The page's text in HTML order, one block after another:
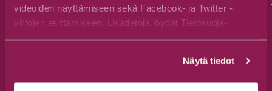
videoiden näyttämiseen sekä Facebook- ja Twitter -
virtojen esittämiseen. Lisätietoja löydät Tietosuoja-
sivuiltamme.
Näytä tiedot